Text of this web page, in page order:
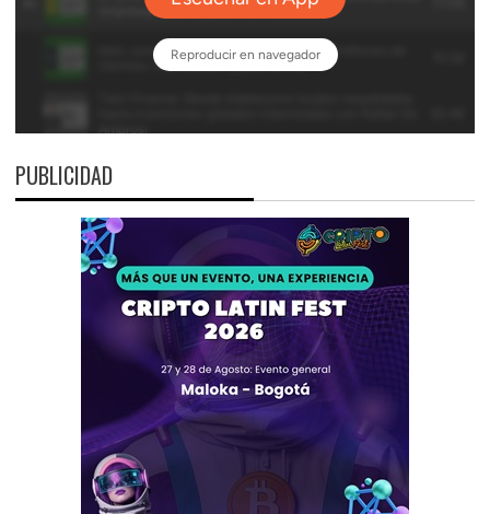
PUBLICIDAD